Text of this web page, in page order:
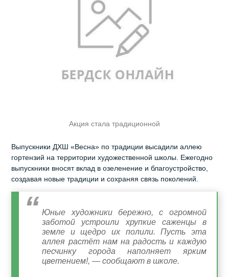
Акция стала традиционной
Выпускники ДХШ «Весна» по традиции высадили аллею
гортензий на территории художественной школы. Ежегодно
выпускники вносят вклад в озеленение и благоустройство,
создавая новые традиции и сохраняя связь поколений.
Юные художники бережно, с огромной
заботой устроили хрупкие саженцы в
земле и щедро их полили. Пусть эта
аллея растёт нам на радость и каждую
песчинку города наполняет ярким
цветением!, — сообщают в школе.